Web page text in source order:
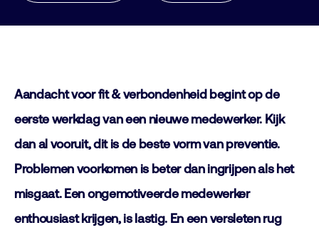
Aandacht voor fit & verbondenheid begint op de
eerste werkdag van een nieuwe medewerker. Kijk
dan al vooruit, dit is de beste vorm van preventie.
Problemen voorkomen is beter dan ingrijpen als het
misgaat. Een ongemotiveerde medewerker
enthousiast krijgen, is lastig. En een versleten rug